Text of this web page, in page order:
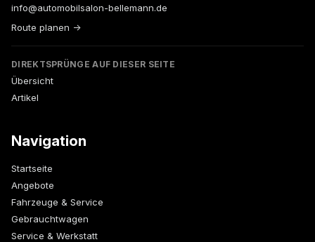
info@automobilsalon-bellemann.de
Route planen →
DIREKTSPRÜNGE AUF DIESER SEITE
Übersicht
Artikel
Navigation
Startseite
Angebote
Fahrzeuge & Service
Gebrauchtwagen
Service & Werkstatt